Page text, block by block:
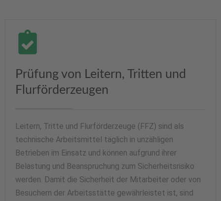
Prüfung von Leitern, Tritten und
Flurförderzeugen
Leitern, Tritte und Flurförderzeuge (FFZ) sind als
technische Arbeitsmittel täglich in unzähligen
Betrieben im Einsatz und können aufgrund ihrer
Belastung und Beanspruchung zum Sicherheitsrisiko
werden. Damit die Sicherheit der Mitarbeiter oder von
Besuchern der Arbeitsstätte gewährleistet ist, sind